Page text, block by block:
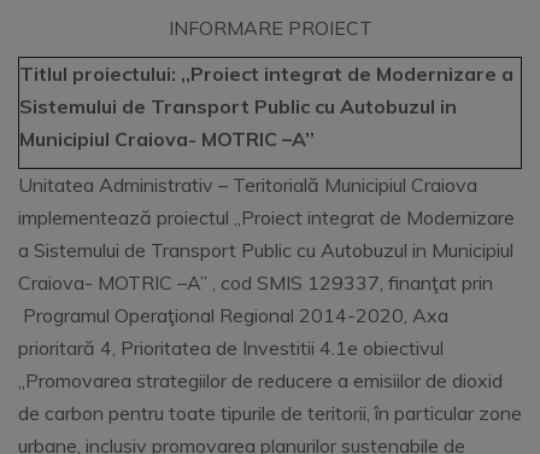
INFORMARE PROIECT
Titlul proiectului: ,,Proiect integrat de Modernizare a
Sistemului de Transport Public cu Autobuzul in
Municipiul Craiova- MOTRIC –A’’
Unitatea Administrativ – Teritorială Municipiul Craiova
implementează proiectul ,,Proiect integrat de Modernizare
a Sistemului de Transport Public cu Autobuzul in Municipiul
Craiova- MOTRIC –A’’ , cod SMIS 129337, finanţat prin
Programul Operaţional Regional 2014-2020, Axa
prioritară 4, Prioritatea de Investitii 4.1e obiectivul
„Promovarea strategiilor de reducere a emisiilor de dioxid
de carbon pentru toate tipurile de teritorii, în particular zone
urbane, inclusiv promovarea planurilor sustenabile de